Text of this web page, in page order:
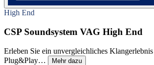
High End
CSP Soundsystem VAG High End
Erleben Sie ein unvergleichliches
Plug&Play…
Mehr dazu